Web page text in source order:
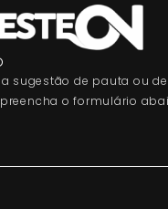
sugestão de pauta ou
preencha o formulário